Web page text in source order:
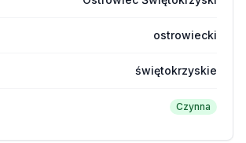
ostrowiecki
świętokrzyskie
Czynna